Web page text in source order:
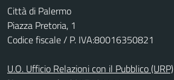
Città di Palermo
Piazza Pretoria, 1
Codice fiscale / P. IVA:80016350821
U.O. Ufficio Relazioni con il Pubblico (URP)